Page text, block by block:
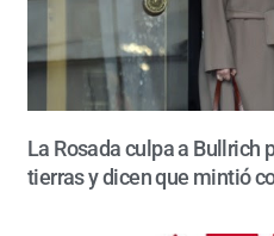
La Rosada culpa a Bullrich
tierras y dicen que mintió